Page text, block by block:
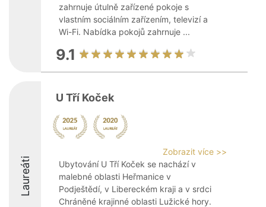
zahrnuje útulně zařízené pokoje s
vlastním sociálním zařízením, televizí a
Wi-Fi. Nabídka pokojů zahrnuje ...
9.1
Laureáti
U Tří Koček
Zobrazit více >>
Ubytování U Tří Koček se nachází v
malebné oblasti Heřmanice v
Podještědí, v Libereckém kraji a v srdci
Chráněné krajinné oblasti Lužické hory.